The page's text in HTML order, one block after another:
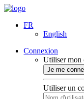
FR
English
Connexion
Utiliser mon
Je me
Utiliser un